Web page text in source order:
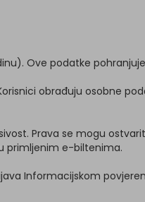
Ove podatke
obrađuju osobne
Prava se mogu
primljenim e-biltenima.
Informacijskom